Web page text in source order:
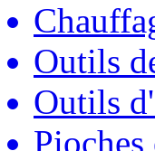
Outils
Outils
Pioches